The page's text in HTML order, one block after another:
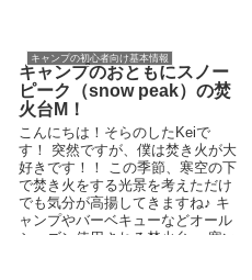
キャンプの初心者向け基本情報
キャンプのおともにスノー
ピーク（snow peak）の焚
火台M！
こんにちは！そらのしたKeiで
す！ 突然ですが、僕は焚き火が大
好きです！！ この季節、寒空の下
で焚き火をする光景を考えただけ
でも気分が高揚してきますね♪ キ
ャンプやバーベキューなどオール
シーズン使用される焚火台。 寒い